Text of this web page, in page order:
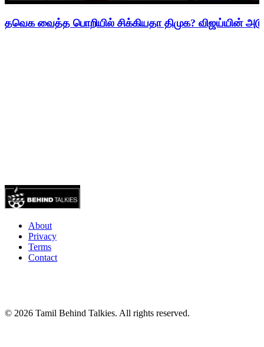
தவெக வைத்த பொறியில் சிக்கியதா திமுக? விஜய்யின்
About
Privacy
Terms
Contact
© 2026 Tamil Behind Talkies. All rights reserved.